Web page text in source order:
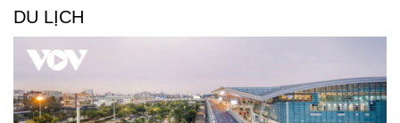
DU LỊCH